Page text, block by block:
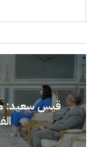
قيس سعيد: